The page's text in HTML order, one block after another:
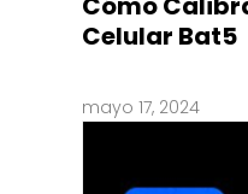
Celular Bat5
mayo 17, 2024